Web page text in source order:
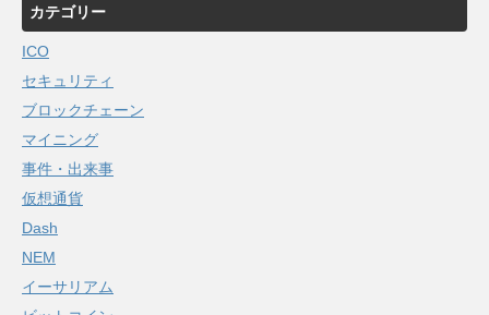
カテゴリー
ICO
セキュリティ
ブロックチェーン
マイニング
事件・出来事
仮想通貨
Dash
NEM
イーサリアム